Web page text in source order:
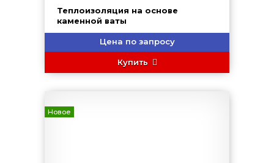
Теплоизоляция на основе
каменной ваты
Цена по запросу
Купить
Новое